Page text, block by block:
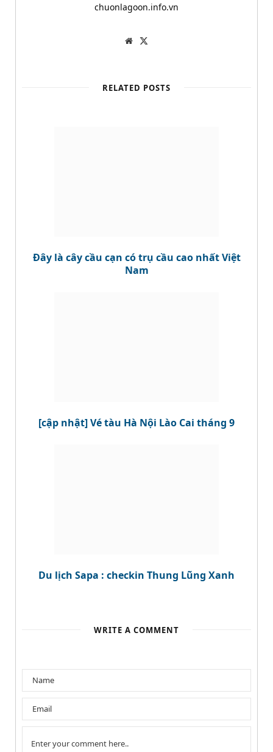
chuonlagoon.info.vn
W
t
e
e
r
RELATED POSTS
Đây là cây cầu cạn có trụ cầu cao nhất Việt
Nam
[cập nhật] Vé tàu Hà Nội Lào Cai tháng 9
Du lịch Sapa : checkin Thung Lũng Xanh
WRITE A COMMENT